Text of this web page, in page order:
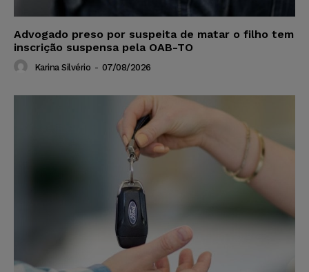
Advogado preso por suspeita de matar o filho tem
inscrição suspensa pela OAB-TO
Karina Silvério - 07/08/2026